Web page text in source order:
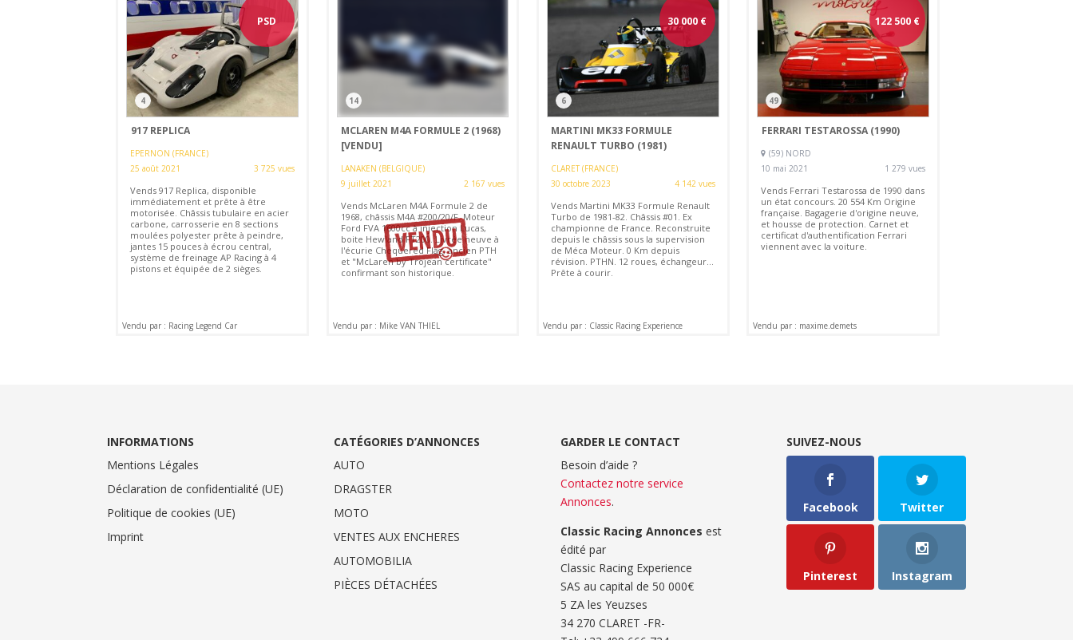
PSD
4
917 REPLICA
EPERNON (FRANCE)
25 août 2021
3 725 vues
Vends 917 Replica, disponible
immédiatement et prête à être
motorisée. Châssis tubulaire en acier
carbone, carrosserie en 8 sections
moulées polyester prête à peindre,
jantes 15 pouces à écrou central,
système de freinage AP Racing à 4
pistons et équipée de 2 sièges.
Vendu par : Racing Legend Car
14
MCLAREN M4A FORMULE 2 (1968)
[VENDU]
LANAKEN (BELGIQUE)
9 juillet 2021
2 167 vues
Vends McLaren M4A Formule 2 de
1968, châssis M4A #200/20/F. Moteur
Ford FVA 1600cc à injection Lucas,
boite Hewland FT200. Livrée neuve à
l'écurie Chequered Flag, ancien PTH
et "McLaren by Trojean certificate"
confirmant son historique.
Vendu par : Mike VAN THIEL
30 000 €
6
MARTINI MK33 FORMULE
RENAULT TURBO (1981)
CLARET (FRANCE)
30 octobre 2023
4 142 vues
Vends Martini MK33 Formule Renault
Turbo de 1981-82. Châssis #01. Ex
championne de France. Reconstruite
depuis le châssis sous la supervision
de Méca Moteur. 0 Km depuis
révision. PTHN. 12 roues, échangeur...
Prête à courir.
Vendu par : Classic Racing Experience
122 500 €
49
FERRARI TESTAROSSA (1990)
(59) NORD
10 mai 2021
1 279 vues
Vends Ferrari Testarossa de 1990 dans
un état concours. 20 554 Km Origine
française. Bagagerie d'origine neuve,
et housse de protection. Carnet et
certificat d'authentification Ferrari
viennent avec la voiture.
Vendu par : maxime.demets
INFORMATIONS
Mentions Légales
Déclaration de confidentialité (UE)
Politique de cookies (UE)
Imprint
CATÉGORIES D’ANNONCES
AUTO
DRAGSTER
MOTO
VENTES AUX ENCHERES
AUTOMOBILIA
PIÈCES DÉTACHÉES
GARDER LE CONTACT
Besoin d’aide ?
Contactez notre service
Annonces.
Classic Racing Annonces est
édité par
Classic Racing Experience
SAS au capital de 50 000€
5 ZA les Yeuzses
34 270 CLARET -FR-
SUIVEZ-NOUS
Facebook Twitter
Pinterest Instagram